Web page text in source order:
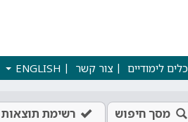
כלים לימודיים צור קשר ENGLISH
מסך חיפוש רשימת תוצאות